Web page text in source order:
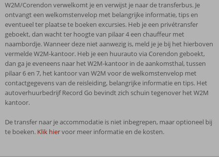
W2M/Corendon verwelkomt je en verwijst je naar de transferbus. Je
ontvangt een welkomstenvelop met belangrijke informatie, tips en
eventueel ter plaatse te boeken excursies. Heb je een privétransfer
geboekt, dan wacht ter hoogte van pilaar 4 een chauffeur met
naambordje. Wanneer deze niet aanwezig is, meld je je bij het hierboven
vermelde W2M-kantoor. Heb je een huurauto via Corendon geboekt,
dan ga je eveneens naar het W2M-kantoor in de aankomsthal, tussen
pilaar 6 en 7, het kantoor van W2M voor de welkomstenvelop met
contactgegevens van de reisleiding, belangrijke informatie en tips. Het
autoverhuurbedrijf Record Go bevindt zich schuin tegenover het W2M
kantoor.
De transfer naar je accommodatie is niet inbegrepen, maar optioneel bij
te boeken. Klik hiervoor meer informatie en de kosten.